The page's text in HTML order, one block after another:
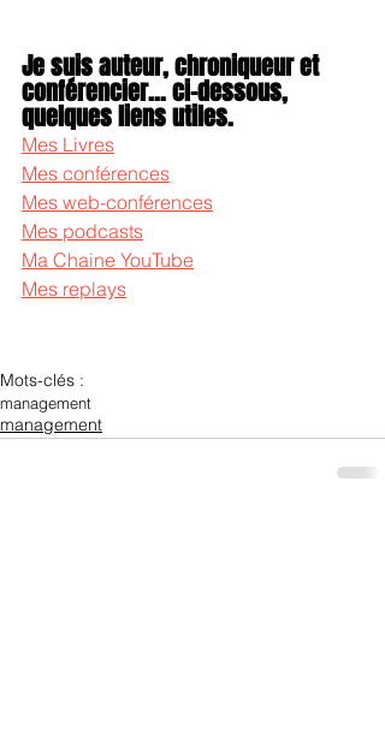
Je suis auteur, chroniqueur et
conférencier... ci-dessous,
quelques liens utiles.
Mes Livres
Mes conférences
Mes web-conférences
Mes podcasts
Ma Chaine YouTube
Mes replays
Mots-clés :
management
management